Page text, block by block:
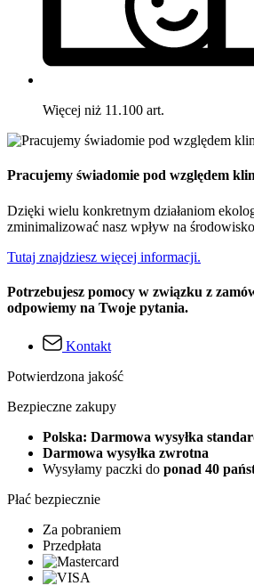
Więcej niż 11.100 art.
Pracujemy świadomie pod względem
Dzięki wielu konkretnym działaniom
zminimalizować nasz wpływ na
Tutaj znajdziesz więcej informacji.
Potrzebujesz pomocy w związku z
odpowiemy na Twoje pytania.
Kontakt
Potwierdzona jakość
Bezpieczne zakupy
Polska: Darmowa wysyłka
Darmowa wysyłka zwrotna
Wysyłamy paczki do ponad 40
Płać bezpiecznie
Za pobraniem
Przedpłata